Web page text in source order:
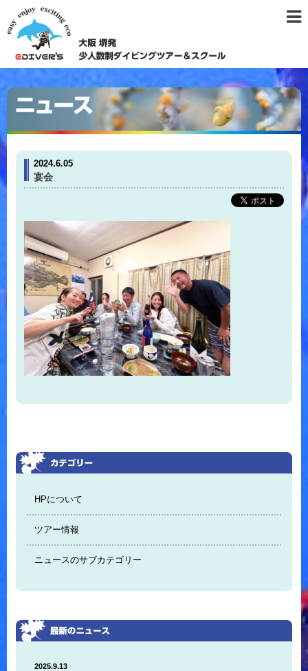
2024.6.05
宴会
HPについて
ツアー情報
ニュースのサブカテゴリー
2025.9.13